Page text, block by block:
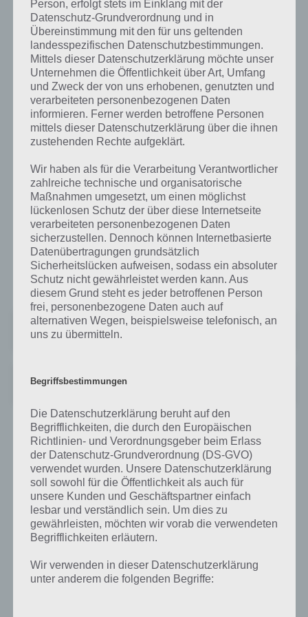
Guns’n’Glory Heroes für Android im
Google Play Store
Guns’n’Glory Heroes gibt es in zwei Versionen im Google Play Store.
Zum einen kostenlose Version und zum anderen als
kostenpflichtige. Die Unterschiede sind dabei nur marginal. So
kommt die Premium Version von Guns’n’Glory Heroes ohne
Werbung daher und ihr erhaltet von Beginn an 750 Münzen.
Guns'n'Glory Heroes
Preis:Kostenlos
Guns'n'Glory Heroes Premium
Guns’n’Glory Heroes für iPhone, iPad und
iPod Touch im iTunes App Store
Vorerst gibt es Guns’n’Glory Heroes nur für Android. Sobald wir
davon Kenntnis haben, dass Guns’n’Glory Heroes auch für iPhone
und iPad erhältlich ist, wovon wir eigentlich ausgehen, werden wir
den Link zum iTunes App Store natürlich hier veröffentlichen.
Person, erfolgt stets im Einklang mit der
Datenschutz-Grundverordnung und in
Übereinstimmung mit den für uns geltenden
landesspezifischen Datenschutzbestimmungen.
Mittels dieser Datenschutzerklärung möchte unser
Unternehmen die Öffentlichkeit über Art, Umfang
und Zweck der von uns erhobenen, genutzten und
verarbeiteten personenbezogenen Daten
informieren. Ferner werden betroffene Personen
mittels dieser Datenschutzerklärung über die ihnen
zustehenden Rechte aufgeklärt.
Wir haben als für die Verarbeitung Verantwortlicher
zahlreiche technische und organisatorische
Maßnahmen umgesetzt, um einen möglichst
lückenlosen Schutz der über diese Internetseite
verarbeiteten personenbezogenen Daten
sicherzustellen. Dennoch können Internetbasierte
Datenübertragungen grundsätzlich
Sicherheitslücken aufweisen, sodass ein absoluter
Schutz nicht gewährleistet werden kann. Aus
diesem Grund steht es jeder betroffenen Person
frei, personenbezogene Daten auch auf
alternativen Wegen, beispielsweise telefonisch, an
uns zu übermitteln.
Begriffsbestimmungen
Die Datenschutzerklärung beruht auf den
Begrifflichkeiten, die durch den Europäischen
Richtlinien- und Verordnungsgeber beim Erlass
der Datenschutz-Grundverordnung (DS-GVO)
verwendet wurden. Unsere Datenschutzerklärung
soll sowohl für die Öffentlichkeit als auch für
unsere Kunden und Geschäftspartner einfach
lesbar und verständlich sein. Um dies zu
gewährleisten, möchten wir vorab die verwendeten
Begrifflichkeiten erläutern.
Wir verwenden in dieser Datenschutzerklärung
unter anderem die folgenden Begriffe: